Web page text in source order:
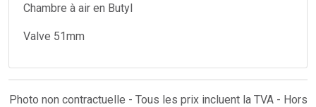
Chambre à air en Butyl
Valve 51mm
Photo non contractuelle - Tous les prix incluent la TVA - Hors